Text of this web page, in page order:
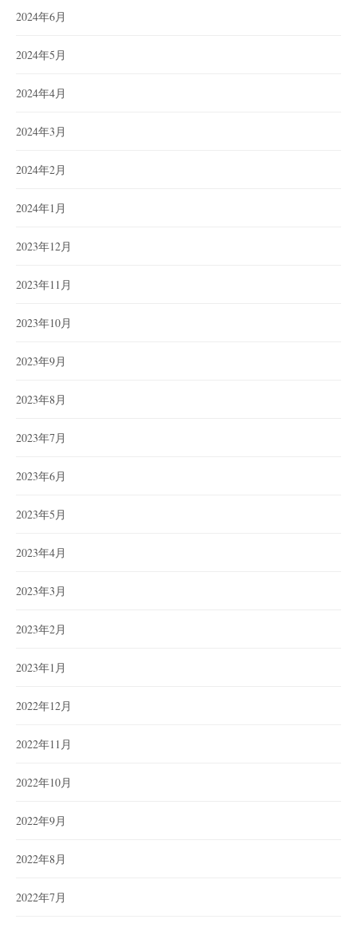
2024年6月
2024年5月
2024年4月
2024年3月
2024年2月
2024年1月
2023年12月
2023年11月
2023年10月
2023年9月
2023年8月
2023年7月
2023年6月
2023年5月
2023年4月
2023年3月
2023年2月
2023年1月
2022年12月
2022年11月
2022年10月
2022年9月
2022年8月
2022年7月